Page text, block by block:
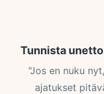
Tunnista
"Jos en nuku
ajatukset